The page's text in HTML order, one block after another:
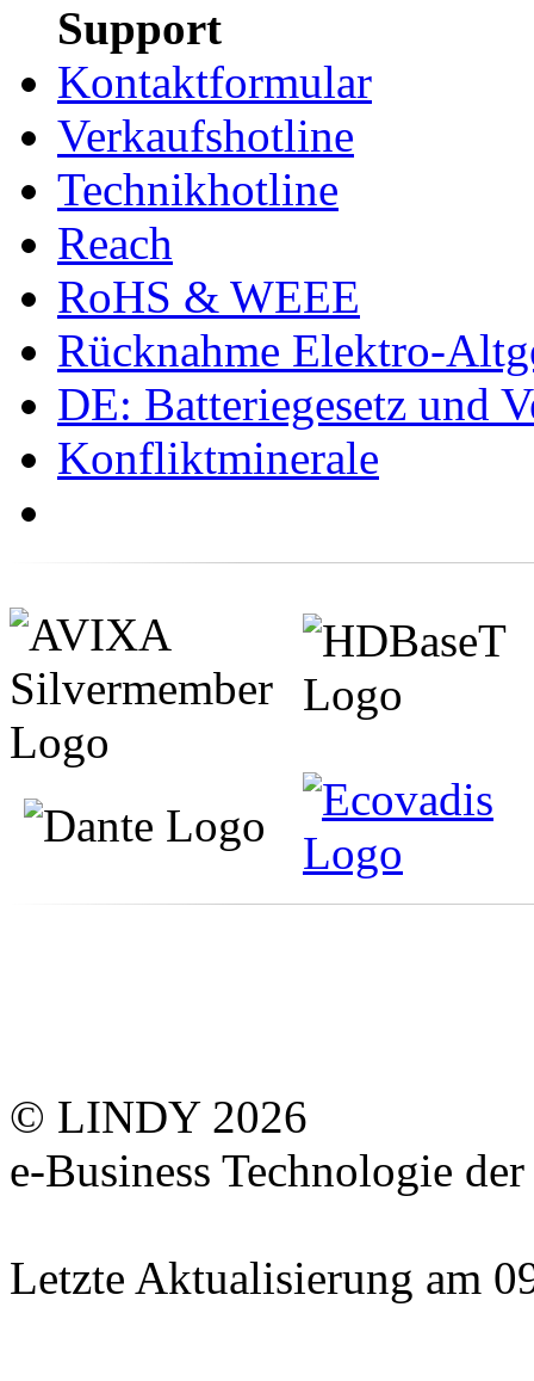
Support
Kontaktformular
Verkaufshotline
Technikhotline
Reach
RoHS & WEEE
Rücknahme Elektro-
DE: Batteriegesetz und
Konfliktminerale
© LINDY 2026
e-Business Technologie
Letzte Aktualisierung am